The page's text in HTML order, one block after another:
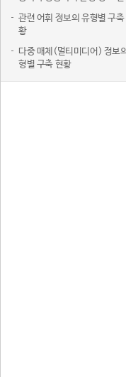
관련 어휘 정보의 유형별 구축
황
다중 매체(멀티미디어) 정보
형별 구축 현황